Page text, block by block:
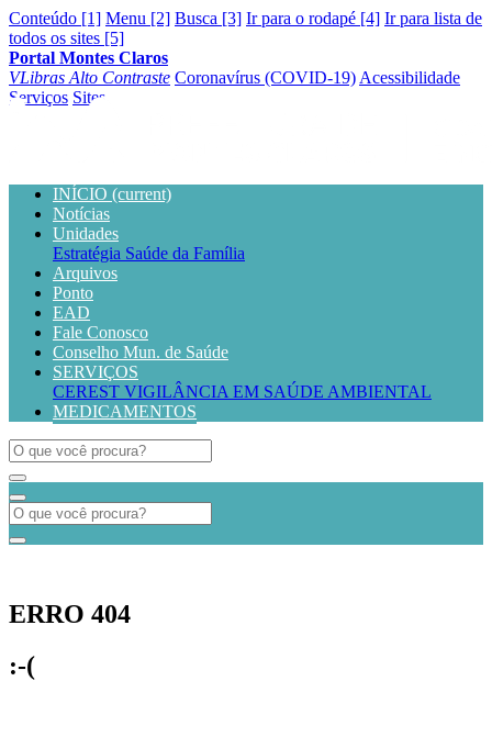
Conteúdo [1] Menu [2] Busca [3] Ir para o rodapé [4] Ir para lista de
todos os sites [5]
Portal Montes Claros
VLibras Alto Contraste Coronavírus (COVID-19) Acessibilidade
Serviços Sites
INÍCIO (current)
Notícias
Unidades
Estratégia Saúde da Família
Arquivos
Ponto
EAD
Fale Conosco
Conselho Mun. de Saúde
SERVIÇOS
CEREST VIGILÂNCIA EM SAÚDE AMBIENTAL
MEDICAMENTOS
ERRO 404
:-(